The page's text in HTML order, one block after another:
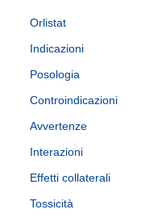
Orlistat
Indicazioni
Posologia
Controindicazioni
Avvertenze
Interazioni
Effetti collaterali
Tossicità